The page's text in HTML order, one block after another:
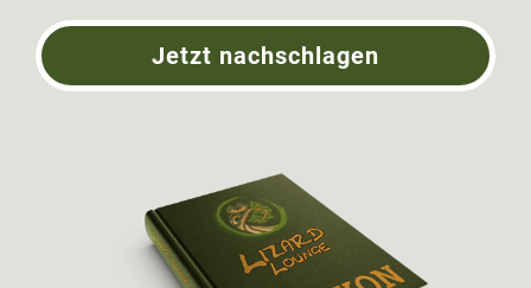
Jetzt nachschlagen